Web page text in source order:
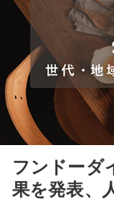
フンドーダ
果を発表、